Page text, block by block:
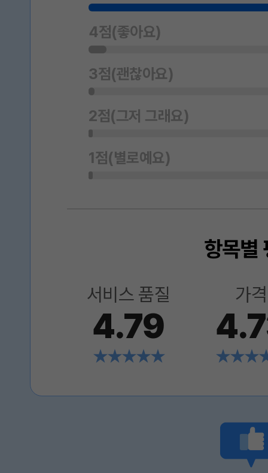
4점(좋아요)
3점(괜찮아요)
2점(그저 그래요)
1점(별로예요)
항목별
서비스 품질
4.79
가격